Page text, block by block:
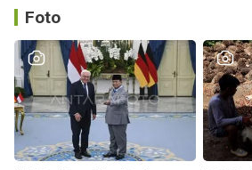
Foto